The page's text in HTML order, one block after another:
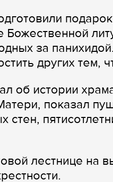
за
других тем,
об истории
показал
лестнице на